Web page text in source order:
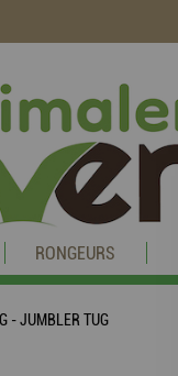
RONGEURS
- JUMBLER TUG